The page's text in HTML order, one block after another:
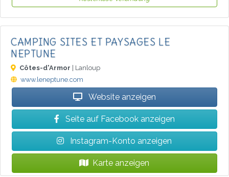
CAMPING SITES ET PAYSAGES LE
NEPTUNE
Côtes-d'Armor | Lanloup
www.leneptune.com
Website anzeigen
Seite auf Facebook anzeigen
Instagram-Konto anzeigen
Karte anzeigen